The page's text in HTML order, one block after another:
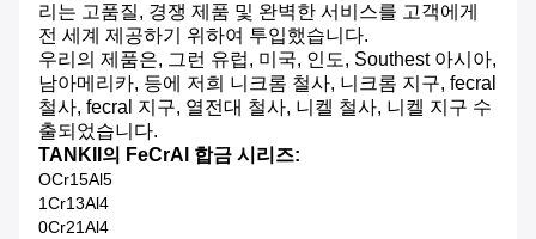
리는 고품질, 경쟁 제품 및 완벽한 서비스를 고객에게
전 세계 제공하기 위하여 투입했습니다.
우리의 제품은, 그런 유럽, 미국, 인도, Southest 아시아,
남아메리카, 등에 저희 니크롬 철사, 니크롬 지구, fecral
철사, fecral 지구, 열전대 철사, 니켈 철사, 니켈 지구 수
출되었습니다.
TANKII의 FeCrAl 합금 시리즈:
OCr15Al5
1Cr13Al4
0Cr21Al4